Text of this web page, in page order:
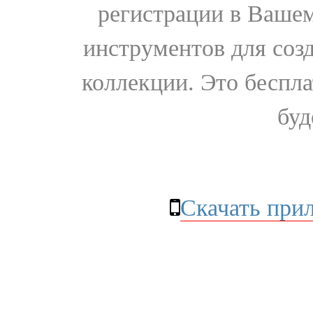
регистрации в
инструментов для
коллекции. Это
Скачать